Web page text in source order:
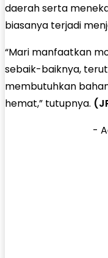
daerah serta
biasanya terjadi
“Mari manfaatkan
sebaik-baiknya,
membutuhkan
hemat,” tutupnya.
-